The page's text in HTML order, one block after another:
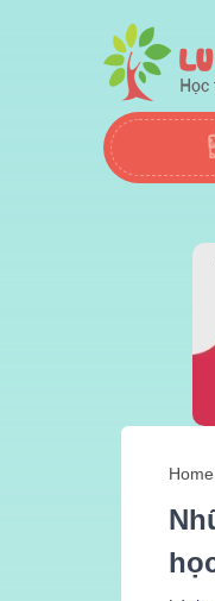
Home